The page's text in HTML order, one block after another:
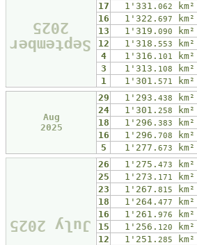
September
2025
17
1'331. 062 km²
16
1'322. 697 km²
13
1'319. 090 km²
12
1'318. 553 km²
4
1'316. 101 km²
3
1'313. 108 km²
1
1'301. 571 km²
Aug
2025
29 1'293. 438 km²
24
1'301. 258 km²
18
1'296. 383 km²
16
1'296. 708 km²
5
1'277. 673 km²
July 2025
26 1'275. 473 km²
25
1'273. 171 km²
23
1'267. 815 km²
18
1'264. 477 km²
16
1'261. 976 km²
15
1'256. 120 km²
12
1'251. 285 km²